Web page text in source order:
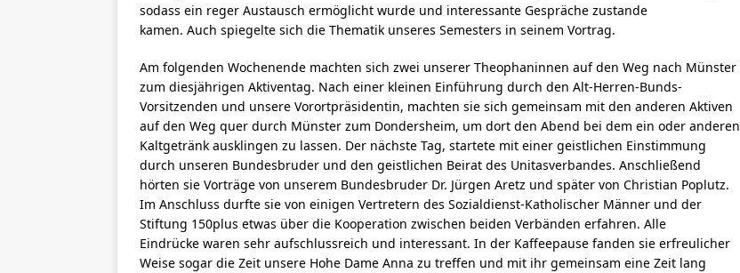
sodass ein reger Austausch ermöglicht wurde und interessante Gespräche zustande
kamen. Auch spiegelte sich die Thematik unseres Semesters in seinem Vortrag.
Am folgenden Wochenende machten sich zwei unserer Theophaninnen auf den Weg nach Münster
zum diesjährigen Aktiventag. Nach einer kleinen Einführung durch den Alt-Herren-Bunds-
Vorsitzenden und unsere Vorortpräsidentin, machten sie sich gemeinsam mit den anderen Aktiven
auf den Weg quer durch Münster zum Dondersheim, um dort den Abend bei dem ein oder anderen
Kaltgetränk ausklingen zu lassen. Der nächste Tag, startete mit einer geistlichen Einstimmung
durch unseren Bundesbruder und den geistlichen Beirat des Unitasverbandes. Anschließend
hörten sie Vorträge von unserem Bundesbruder Dr. Jürgen Aretz und später von Christian Poplutz.
Im Anschluss durfte sie von einigen Vertretern des Sozialdienst-Katholischer Männer und der
Stiftung 150plus etwas über die Kooperation zwischen beiden Verbänden erfahren. Alle
Eindrücke waren sehr aufschlussreich und interessant. In der Kaffeepause fanden sie erfreulicher
Weise sogar die Zeit unsere Hohe Dame Anna zu treffen und mit ihr gemeinsam eine Zeit lang